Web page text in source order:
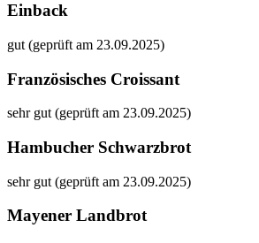
Einback
gut (geprüft am 23.09.2025)
Französisches Croissant
sehr gut (geprüft am 23.09.2025)
Hambucher Schwarzbrot
sehr gut (geprüft am 23.09.2025)
Mayener Landbrot